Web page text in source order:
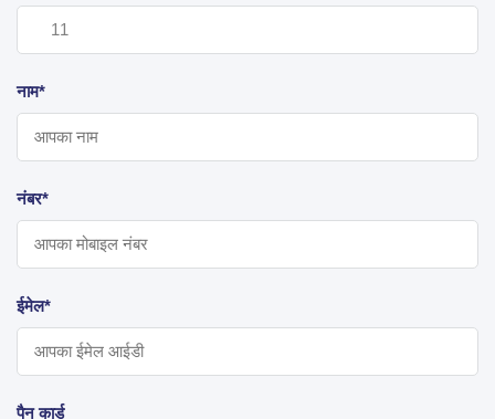
नाम*
नंबर*
ईमेल*
पैन कार्ड